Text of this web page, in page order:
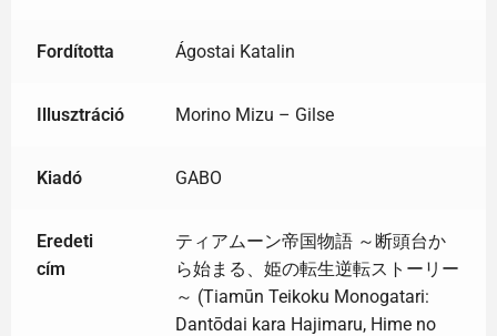
Fordította Ágostai Katalin
Illusztráció Morino Mizu – Gilse
Kiadó GABO
Eredeti
cím
ティアムーン帝国物語 ～断頭台か
ら始まる、姫の転生逆転ストーリー
～ (Tiamūn Teikoku Monogatari:
Dantōdai kara Hajimaru, Hime no